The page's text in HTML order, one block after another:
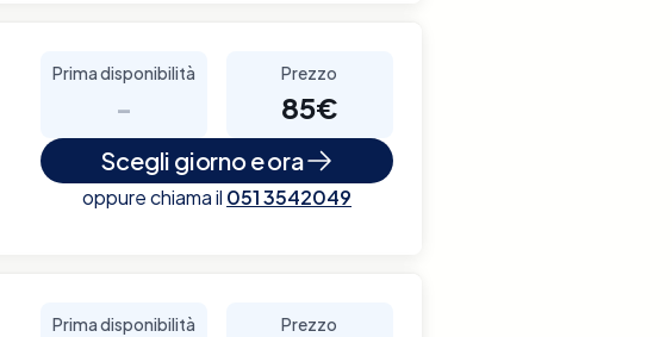
Prima disponibilità
-
Prezzo
85€
Scegli giorno e ora
oppure chiama il 051 3542049
Prima disponibilità Prezzo